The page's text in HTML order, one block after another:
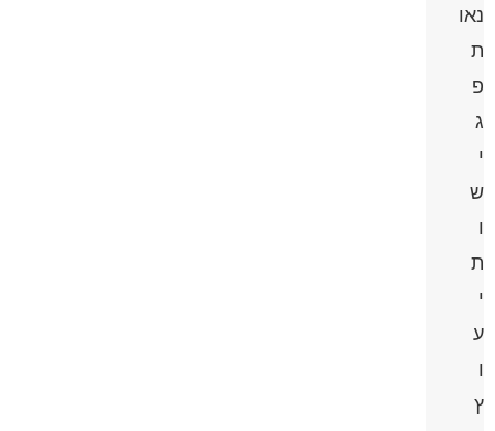
נאו
ת
פ
ג
י
ש
ו
ת
י
ע
ו
ץ